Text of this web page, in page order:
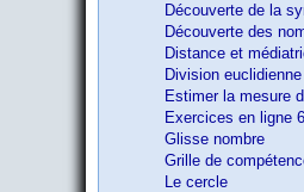
Découverte de la
Découverte des
Distance et
Division euclidienne
Estimer la mesure
Exercices en ligne
Glisse nombre
Grille de
Le cercle